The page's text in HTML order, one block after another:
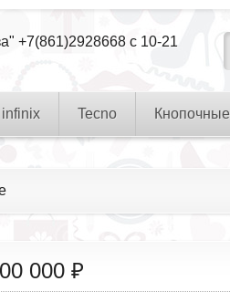
+7(861)2928668 с 10-21
infinix Tecno Кнопочные
000 ₽